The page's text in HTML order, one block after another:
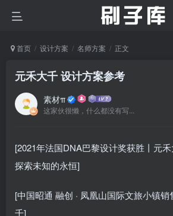
首页 设计方案 名师方案 正文
元禾大千 设计方案参考
素材π
这家伙很懒，什么都没有写...
[2021年法国DNA巴黎设计奖获胜丨元禾
探索未知的永恒]
[中国昭通 融创 · 凤凰山国际文旅小镇
千]